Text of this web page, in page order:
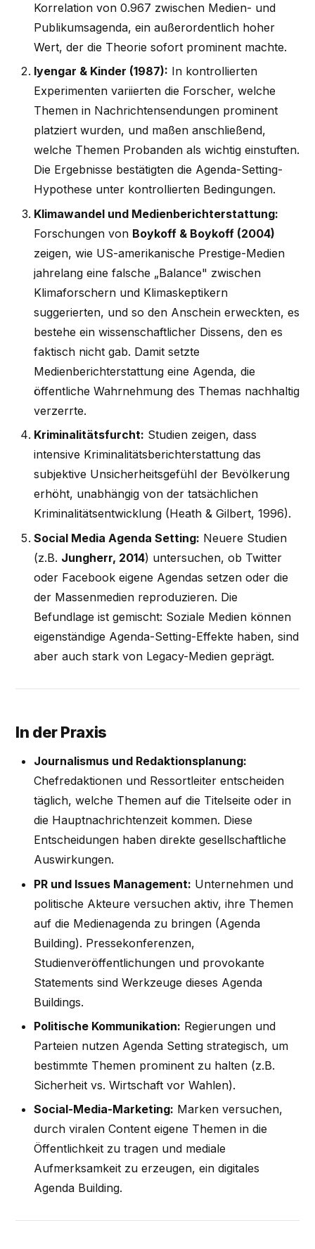
Korrelation von 0.967 zwischen Medien- und
Publikumsagenda, ein außerordentlich hoher
Wert, der die Theorie sofort prominent machte.
Iyengar & Kinder (1987): In kontrollierten
Experimenten variierten die Forscher, welche
Themen in Nachrichtensendungen prominent
platziert wurden, und maßen anschließend,
welche Themen Probanden als wichtig einstuften.
Die Ergebnisse bestätigten die Agenda-Setting-
Hypothese unter kontrollierten Bedingungen.
Klimawandel und Medienberichterstattung:
Forschungen von Boykoff & Boykoff (2004)
zeigen, wie US-amerikanische Prestige-Medien
jahrelang eine falsche „Balance" zwischen
Klimaforschern und Klimaskeptikern
suggerierten, und so den Anschein erweckten, es
bestehe ein wissenschaftlicher Dissens, den es
faktisch nicht gab. Damit setzte
Medienberichterstattung eine Agenda, die
öffentliche Wahrnehmung des Themas nachhaltig
verzerrte.
Kriminalitätsfurcht: Studien zeigen, dass
intensive Kriminalitätsberichterstattung das
subjektive Unsicherheitsgefühl der Bevölkerung
erhöht, unabhängig von der tatsächlichen
Kriminalitätsentwicklung (Heath & Gilbert, 1996).
Social Media Agenda Setting: Neuere Studien
(z.B. Jungherr, 2014) untersuchen, ob Twitter
oder Facebook eigene Agendas setzen oder die
der Massenmedien reproduzieren. Die
Befundlage ist gemischt: Soziale Medien können
eigenständige Agenda-Setting-Effekte haben, sind
aber auch stark von Legacy-Medien geprägt.
In der Praxis
Journalismus und Redaktionsplanung:
Chefredaktionen und Ressortleiter entscheiden
täglich, welche Themen auf die Titelseite oder in
die Hauptnachrichtenzeit kommen. Diese
Entscheidungen haben direkte gesellschaftliche
Auswirkungen.
PR und Issues Management: Unternehmen und
politische Akteure versuchen aktiv, ihre Themen
auf die Medienagenda zu bringen (Agenda
Building). Pressekonferenzen,
Studienveröffentlichungen und provokante
Statements sind Werkzeuge dieses Agenda
Buildings.
Politische Kommunikation: Regierungen und
Parteien nutzen Agenda Setting strategisch, um
bestimmte Themen prominent zu halten (z.B.
Sicherheit vs. Wirtschaft vor Wahlen).
Social-Media-Marketing: Marken versuchen,
durch viralen Content eigene Themen in die
Öffentlichkeit zu tragen und mediale
Aufmerksamkeit zu erzeugen, ein digitales
Agenda Building.